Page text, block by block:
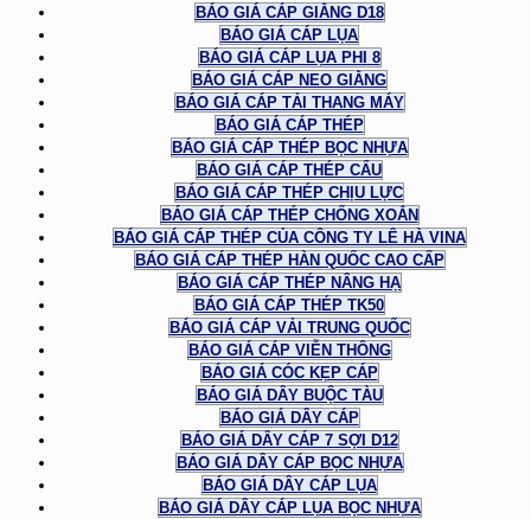
BÁO GIÁ CÁP GIẰNG D18
BÁO GIÁ CÁP LỤA
BÁO GIÁ CÁP LỤA PHI 8
BÁO GIÁ CÁP NEO GIẰNG
BÁO GIÁ CÁP TẢI THANG MÁY
BÁO GIÁ CÁP THÉP
BÁO GIÁ CÁP THÉP BỌC NHỰA
BÁO GIÁ CÁP THÉP CẨU
BÁO GIÁ CÁP THÉP CHỊU LỰC
BÁO GIÁ CÁP THÉP CHỐNG XOẮN
BÁO GIÁ CÁP THÉP CỦA CÔNG TY LÊ HÀ VINA
BÁO GIÁ CÁP THÉP HÀN QUỐC CAO CẤP
BÁO GIÁ CÁP THÉP NÂNG HẠ
BÁO GIÁ CÁP THÉP TK50
BÁO GIÁ CÁP VẢI TRUNG QUỐC
BÁO GIÁ CÁP VIỄN THÔNG
BÁO GIÁ CÓC KẸP CÁP
BÁO GIÁ DÂY BUỘC TÀU
BÁO GIÁ DÂY CÁP
BÁO GIÁ DÂY CÁP 7 SỢI D12
BÁO GIÁ DÂY CÁP BỌC NHỰA
BÁO GIÁ DÂY CÁP LỤA
BÁO GIÁ DÂY CÁP LỤA BỌC NHỰA